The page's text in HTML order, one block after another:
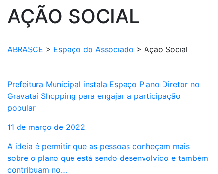
AÇÃO SOCIAL
ABRASCE > Espaço do Associado > Ação Social
Prefeitura Municipal instala Espaço Plano Diretor no
Gravataí Shopping para engajar a participação
popular
11 de março de 2022
A ideia é permitir que as pessoas conheçam mais
sobre o plano que está sendo desenvolvido e também
contribuam no…